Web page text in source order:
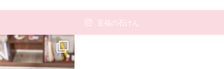
至福の石けん